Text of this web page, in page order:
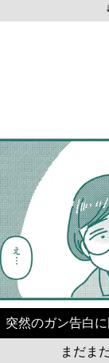
突然のガン告白
まだま